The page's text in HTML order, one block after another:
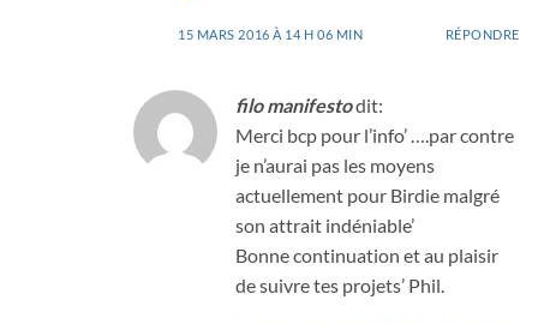
15 MARS 2016 À 14 H 06 MIN RÉPONDRE
filo manifestodit:
Merci bcp pour l’info’ ….par contre
je n’aurai pas les moyens
actuellement pour Birdie malgré
son attrait indéniable’
Bonne continuation et au plaisir
de suivre tes projets’ Phil.